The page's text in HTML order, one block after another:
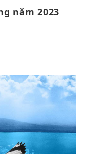
năm 2023